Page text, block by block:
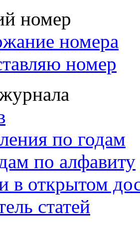
номер
номера
номер
по годам
по алфавиту
в открытом
статей